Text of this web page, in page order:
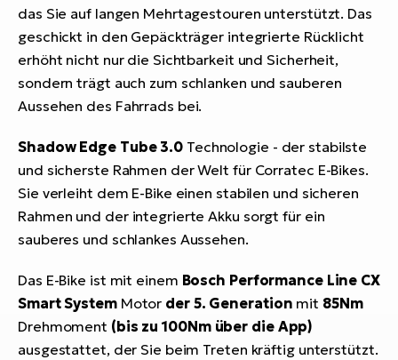
das Sie auf langen Mehrtagestouren unterstützt. Das
geschickt in den Gepäckträger integrierte Rücklicht
erhöht nicht nur die Sichtbarkeit und Sicherheit,
sondern trägt auch zum schlanken und sauberen
Aussehen des Fahrrads bei.
Shadow Edge Tube 3.0 Technologie - der stabilste
und sicherste Rahmen der Welt für Corratec E-Bikes.
Sie verleiht dem E-Bike einen stabilen und sicheren
Rahmen und der integrierte Akku sorgt für ein
sauberes und schlankes Aussehen.
Das E-Bike ist mit einem Bosch Performance Line CX
Smart SystemMotor der 5. Generation mit 85Nm
Drehmoment (bis zu 100Nm über die App)
ausgestattet, der Sie beim Treten kräftig unterstützt.